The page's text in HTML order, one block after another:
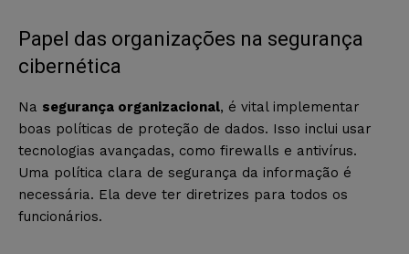
Papel das organizações na segurança
cibernética
Na segurança organizacional, é vital implementar
boas políticas de proteção de dados. Isso inclui usar
tecnologias avançadas, como firewalls e antivírus.
Uma política clara de segurança da informação é
necessária. Ela deve ter diretrizes para todos os
funcionários.